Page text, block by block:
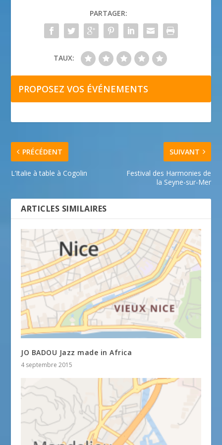
PARTAGER:
TAUX:
PROPOSEZ VOS ÉVÉNEMENTS
PRÉCÉDENT
L’Italie à table à Cogolin
SUIVANT
Festival des Harmonies de
la Seyne-sur-Mer
ARTICLES SIMILAIRES
JO BADOU Jazz made in Africa
4 septembre 2015